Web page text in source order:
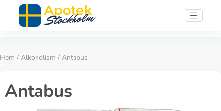
Hem / Alkoholism / Antabus
Antabus